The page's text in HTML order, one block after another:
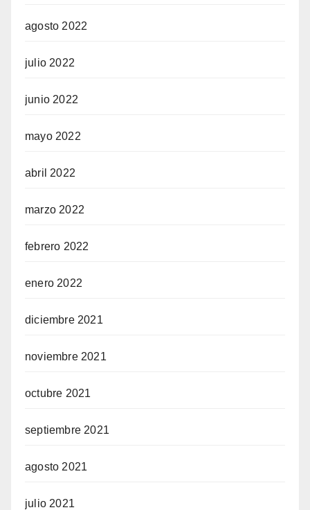
agosto 2022
julio 2022
junio 2022
mayo 2022
abril 2022
marzo 2022
febrero 2022
enero 2022
diciembre 2021
noviembre 2021
octubre 2021
septiembre 2021
agosto 2021
julio 2021